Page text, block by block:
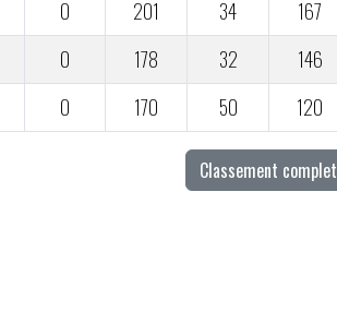
0
201 34
167
0
178 32
146
0
170 50 120
Classement complet